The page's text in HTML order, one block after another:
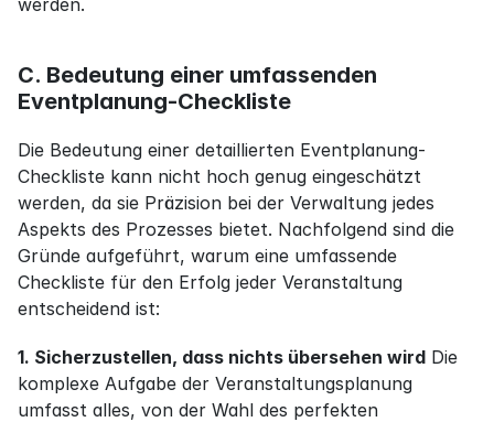
werden.
C. Bedeutung einer umfassenden
Eventplanung-Checkliste
Die Bedeutung einer detaillierten Eventplanung-
Checkliste kann nicht hoch genug eingeschätzt
werden, da sie Präzision bei der Verwaltung jedes
Aspekts des Prozesses bietet. Nachfolgend sind die
Gründe aufgeführt, warum eine umfassende
Checkliste für den Erfolg jeder Veranstaltung
entscheidend ist:
1. Sicherzustellen, dass nichts übersehen wird Die
komplexe Aufgabe der Veranstaltungsplanung
umfasst alles, von der Wahl des perfekten